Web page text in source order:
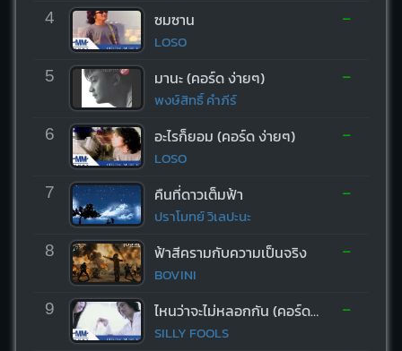
4 ซมซาน
LOSO
-
5 มานะ (คอร์ด ง่ายๆ)
พงษ์สิทธิ์ คำภีร์
-
6 อะไรก็ยอม (คอร์ด ง่ายๆ)
LOSO
-
7 คืนที่ดาวเต็มฟ้า
ปราโมทย์ วิเลปะนะ
-
8 ฟ้าสีครามกับความเป็นจริง
BOVINI
-
9 ไหนว่าจะไม่หลอกกัน (คอร์ด ง่ายๆ)
SILLY FOOLS
-